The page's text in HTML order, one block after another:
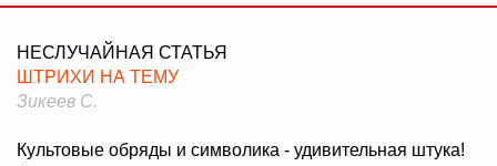
НЕСЛУЧАЙНАЯ СТАТЬЯ
ШТРИХИ НА ТЕМУ
Зикеев С.
Культовые обряды и символика - удивительная штука!